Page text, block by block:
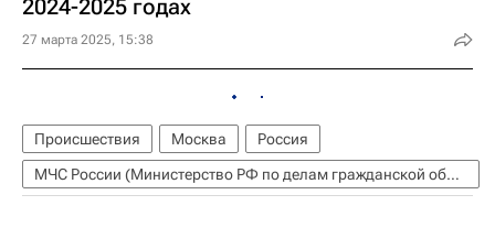
2024-2025 годах
27 марта 2025, 15:38
Происшествия Москва
Россия
МЧС России (Министерство РФ по делам гражданской обороны, чрезвычайным ситуациям и ликвидации последствий стихийных бедствий)